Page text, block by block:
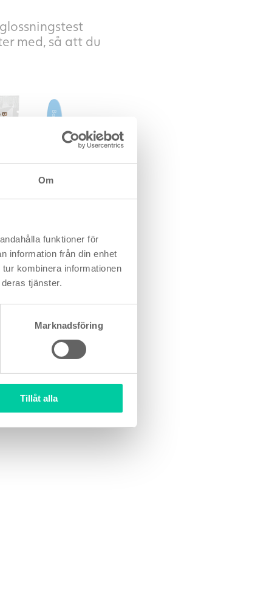
Om
funktioner för
information från din enhet
kombinera informationen
tjänster.
Marknadsföring
Tillåt alla
med, så att du
urinen under en
och de nästa
känsligaste